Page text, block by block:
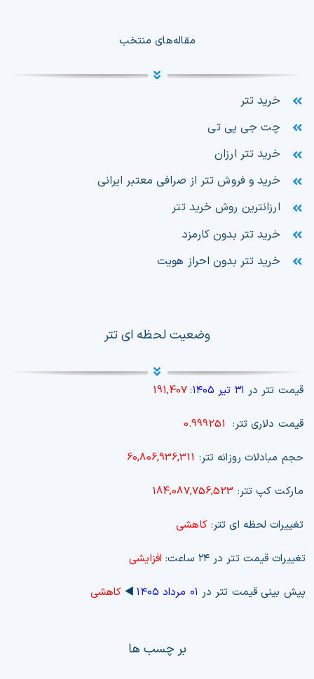
مقاله‌های منتخب
خرید تتر
چت جی پی تی
خرید تتر ارزان
خرید و فروش تتر از صرافی معتبر ایرانی
ارزانترین روش خرید تتر
خرید تتر بدون کارمزد
خرید تتر بدون احراز هویت
وضعیت لحظه ای تتر
قیمت تتر در ۳۱ تیر ۱۴۰۵ :
191,407
قیمت دلاری تتر: 0.999251
حجم مبادلات روزانه تتر: 60,806,936,311
مارکت کپ تتر: 184,087,756,523
تغییرات لحظه ای تتر:کاهشی
تغییرات قیمت تتر در ۲۴ ساعت: افزایشی
پیش بینی قیمت تتر در ۰۱ مرداد ۱۴۰۵ ◀️ کاهشی
بر چسب ها